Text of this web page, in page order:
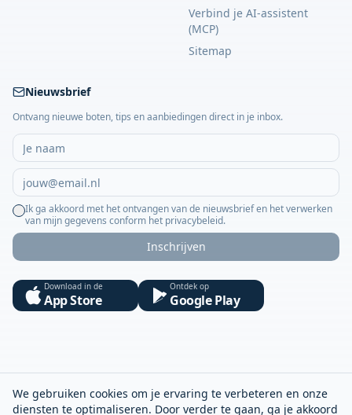
We gebruiken cookies om je ervaring te verbeteren en onze
diensten te optimaliseren. Door verder te gaan, ga je akkoord
Verbind je AI-assistent
(MCP)
Sitemap
Nieuwsbrief
Ontvang nieuwe boten, tips en aanbiedingen direct in je inbox.
Ik ga akkoord met het ontvangen van de nieuwsbrief en het verwerken
van mijn gegevens conform het privacybeleid.
Inschrijven
Download in de
App Store
Ontdek op
Google Play